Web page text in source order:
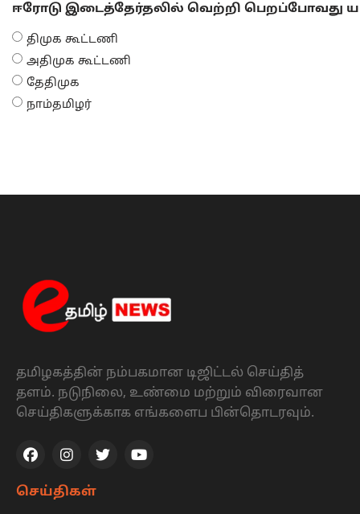
ஈரோடு இடைத்தேர்தலில் வெற்றி பெறப்போவது
திமுக கூட்டணி
அதிமுக கூட்டணி
தேதிமுக
நாம்தமிழர்
தமிழகத்தின் நம்பகமான டிஜிட்டல் செய்தித்
தளம். நடுநிலை, உண்மை மற்றும் விரைவான
செய்திகளுக்காக எங்களைப பின்தொடரவும்.
செய்திகள்